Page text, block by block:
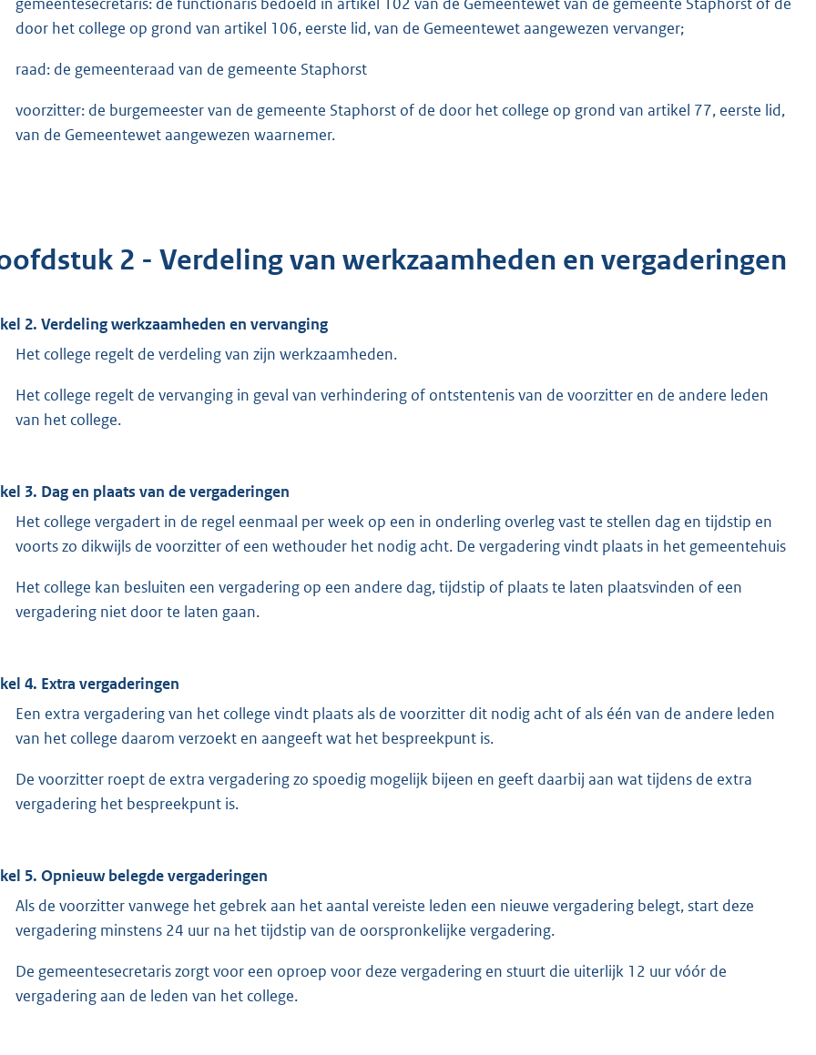
door het college op grond van artikel 106, eerste lid, van de Gemeentewet aangewezen vervanger;
raad: de gemeenteraad van de gemeente Staphorst
voorzitter: de burgemeester van de gemeente Staphorst of de door het college op grond van artikel 77, eerste lid,
van de Gemeentewet aangewezen waarnemer.
2 - Verdeling van werkzaamheden en vergaderingen
2. Verdeling werkzaamheden en vervanging
Het college regelt de verdeling van zijn werkzaamheden.
Het college regelt de vervanging in geval van verhindering of ontstentenis van de voorzitter en de andere leden
van het college.
3. Dag en plaats van de vergaderingen
Het college vergadert in de regel eenmaal per week op een in onderling overleg vast te stellen dag en tijdstip en
voorts zo dikwijls de voorzitter of een wethouder het nodig acht. De vergadering vindt plaats in het gemeentehuis
Het college kan besluiten een vergadering op een andere dag, tijdstip of plaats te laten plaatsvinden of een
vergadering niet door te laten gaan.
4. Extra vergaderingen
Een extra vergadering van het college vindt plaats als de voorzitter dit nodig acht of als één van de andere leden
van het college daarom verzoekt en aangeeft wat het bespreekpunt is.
De voorzitter roept de extra vergadering zo spoedig mogelijk bijeen en geeft daarbij aan wat tijdens de extra
vergadering het bespreekpunt is.
5. Opnieuw belegde vergaderingen
Als de voorzitter vanwege het gebrek aan het aantal vereiste leden een nieuwe vergadering belegt, start deze
vergadering minstens 24 uur na het tijdstip van de oorspronkelijke vergadering.
De gemeentesecretaris zorgt voor een oproep voor deze vergadering en stuurt die uiterlijk 12 uur vóór de
vergadering aan de leden van het college.